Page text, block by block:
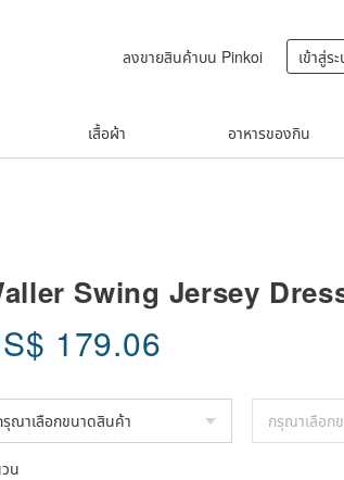
ลงขายสินค้าบน Pinkoi เข้าสู่ร
เสื้อผ้า อาหารของกิน
Swing Jersey
179.06
น